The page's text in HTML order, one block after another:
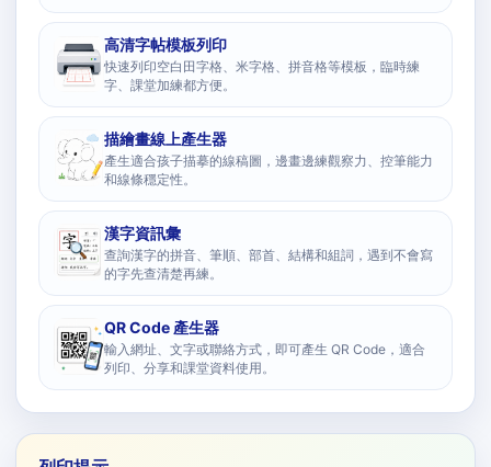
高清字帖模板列印
快速列印空白田字格、米字格、拼音格等模板，臨時練
字、課堂加練都方便。
描繪畫線上產生器
產生適合孩子描摹的線稿圖，邊畫邊練觀察力、控筆能力
和線條穩定性。
漢字資訊彙
查詢漢字的拼音、筆順、部首、結構和組詞，遇到不會寫
的字先查清楚再練。
QR Code 產生器
輸入網址、文字或聯絡方式，即可產生 QR Code，適合
列印、分享和課堂資料使用。